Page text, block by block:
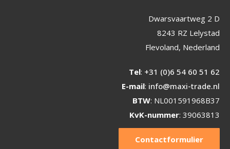
Dwarsvaartweg 2 D
8243 RZ Lelystad
Flevoland, Nederland
Tel: +31 (0)6 54 60 51 62
E-mail: info@maxi-trade.nl
BTW: NL001591968B37
KvK-nummer: 39063813
Contactformulier